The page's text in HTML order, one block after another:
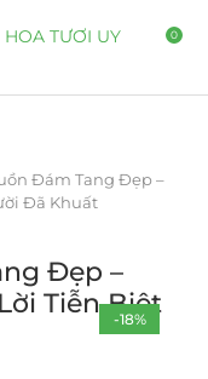
0
Đám Tang Đẹp –
Đã Khuất
-18%
Đẹp –
Tiễn Biệt